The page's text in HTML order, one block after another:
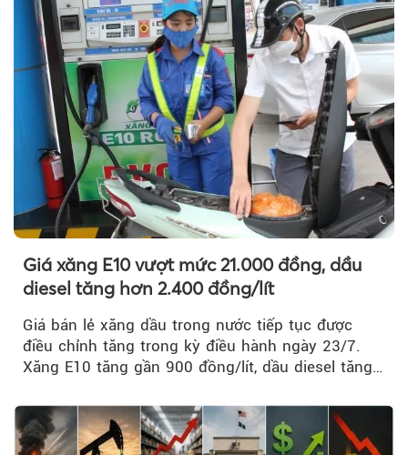
Giá xăng E10 vượt mức 21.000 đồng, dầu
diesel tăng hơn 2.400 đồng/lít
Giá bán lẻ xăng dầu trong nước tiếp tục được
điều chỉnh tăng trong kỳ điều hành ngày 23/7.
Xăng E10 tăng gần 900 đồng/lít, dầu diesel tăng